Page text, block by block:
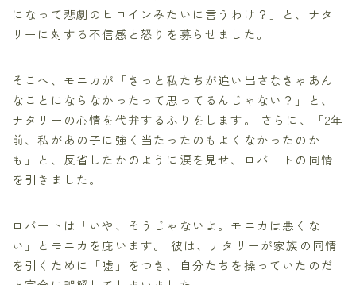
になって悲劇のヒロインみたいに言うわけ？」と、ナタ
リーに対する不信感と怒りを募らせました。
そこへ、モニカが「きっと私たちが追い出さなきゃあん
なことにならなかったって思ってるんじゃない？」と、
ナタリーの心情を代弁するふりをします。 さらに、「2年
前、私があの子に強く当たったのもよくなかったのか
も」と、反省したかのように涙を見せ、ロバートの同情
を引きました。
ロバートは「いや、そうじゃないよ。モニカは悪くな
い」とモニカを庇います。 彼は、ナタリーが家族の同情
を引くために「嘘」をつき、自分たちを操っていたのだ